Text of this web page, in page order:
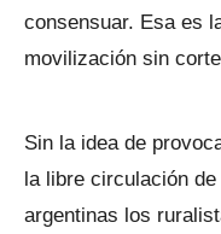
consensuar. Esa es
movilización sin
Sin la idea de
la libre circulación
argentinas los